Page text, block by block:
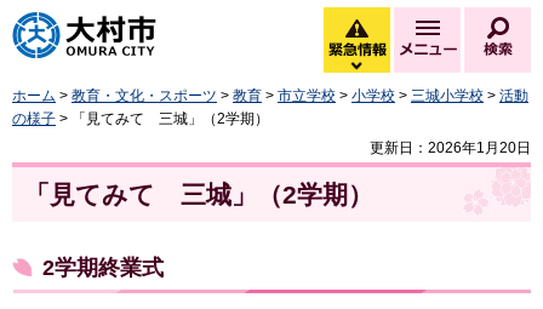
大村市
緊急情報
緊急情報を開く
メニュー
ホーム > 教育・文化・スポーツ > 教育 > 市立学校 > 小学校 > 三城小学校 > 活動
の様子 > 「見てみて 三城」（2学期）
更新日：2026年1月20日
「見てみて 三城」（2学期）
2学期終業式